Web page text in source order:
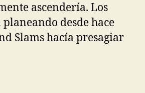
ascendería. Los
desde hace
Slams hacía presagiar